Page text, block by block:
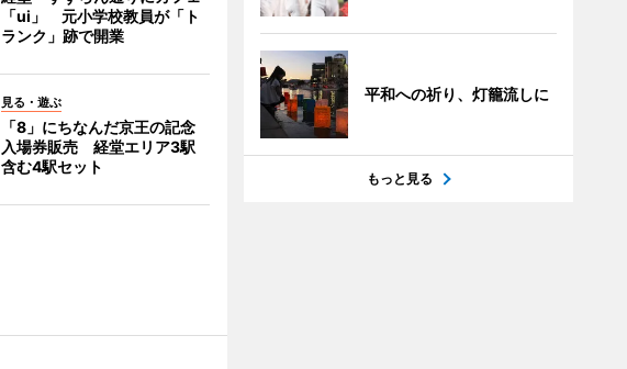
「ui」 元小学校教員が「ト
ランク」跡で開業
見る・遊ぶ
「8」にちなんだ京王の記念
入場券販売 経堂エリア3駅
含む4駅セット
平和への祈り、灯籠流しに
もっと見る